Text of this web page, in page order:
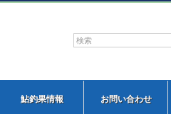
鮎釣果情報 お問い合わせ